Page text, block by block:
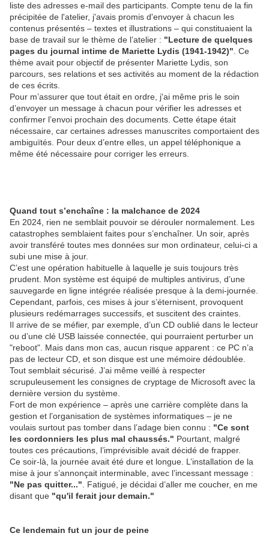
liste des adresses e-mail des participants. Compte tenu de la fin
précipitée de l'atelier, j'avais promis d'envoyer à chacun les
contenus présentés – textes et illustrations – qui constituaient la
base de travail sur le thème de l’atelier : "Lecture de quelques
pages du journal intime de Mariette Lydis (1941-1942)" . Ce
thème avait pour objectif de présenter Mariette Lydis, son
parcours, ses relations et ses activités au moment de la rédaction
de ces écrits.
Pour m’assurer que tout était en ordre, j'ai même pris le soin
d’envoyer un message à chacun pour vérifier les adresses et
confirmer l’envoi prochain des documents. Cette étape était
nécessaire, car certaines adresses manuscrites comportaient des
ambiguïtés. Pour deux d’entre elles, un appel téléphonique a
même été nécessaire pour corriger les erreurs.
Quand tout s’enchaîne : la malchance de 2024
En 2024, rien ne semblait pouvoir se dérouler normalement. Les
catastrophes semblaient faites pour s’enchaîner. Un soir, après
avoir transféré toutes mes données sur mon ordinateur, celui-ci a
subi une mise à jour.
C’est une opération habituelle à laquelle je suis toujours très
prudent. Mon système est équipé de multiples antivirus, d’une
sauvegarde en ligne intégrée réalisée presque à la demi-journée.
Cependant, parfois, ces mises à jour s’éternisent, provoquent
plusieurs redémarrages successifs, et suscitent des craintes.
Il arrive de se méfier, par exemple, d’un CD oublié dans le lecteur
ou d’une clé USB laissée connectée, qui pourraient perturber un
"reboot". Mais dans mon cas, aucun risque apparent : ce PC n’a
pas de lecteur CD, et son disque est une mémoire dédoublée.
Tout semblait sécurisé. J’ai même veillé à respecter
scrupuleusement les consignes de cryptage de Microsoft avec la
dernière version du système.
Fort de mon expérience – après une carrière complète dans la
gestion et l’organisation de systèmes informatiques – je ne
voulais surtout pas tomber dans l’adage bien connu : "Ce sont
les cordonniers les plus mal chaussés." Pourtant, malgré
toutes ces précautions, l’imprévisible avait décidé de frapper.
Ce soir-là, la journée avait été dure et longue. L’installation de la
mise à jour s’annonçait interminable, avec l’incessant message :
"Ne pas quitter..." . Fatigué, je décidai d’aller me coucher, en me
disant que "qu'il ferait jour demain."
Ce lendemain fut un jour de peine